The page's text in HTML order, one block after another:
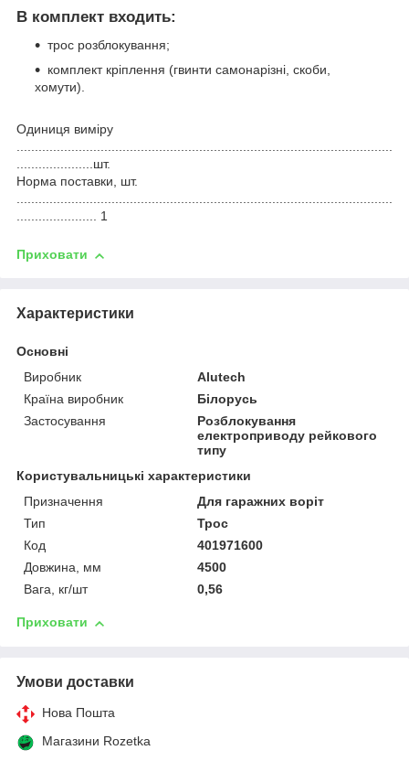
В комплект входить:
трос розблокування;
комплект кріплення (гвинти самонарізні, скоби,
хомути).
Одиниця виміру
.......................................................................................................
.....................шт.
Норма поставки, шт.
.......................................................................................................
...................... 1
Приховати
Характеристики
Основні
Виробник
Alutech
Країна виробник
Білорусь
Застосування
Розблокування
електроприводу рейкового
типу
Користувальницькі характеристики
Призначення
Для гаражних воріт
Тип
Трос
Код
401971600
Довжина, мм
4500
Вага, кг/шт
0,56
Приховати
Умови доставки
Нова Пошта
Магазини Rozetka